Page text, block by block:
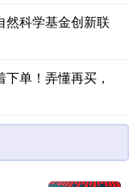
然科学基金创新联
单！弄懂再买，